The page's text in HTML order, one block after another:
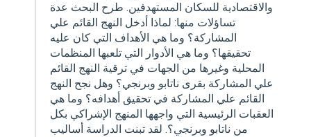
والاقتصادية للسكان المستهدفين. طرح البحث عدة
تساؤلات منها: لماذا أدخل النهج القائم علي
المشاركة؟ وما هي الأهداف التي كان عليه
تحقيقها؟ وما هي الأدوار التي تلعبها المنظمات
المحلية وغيرها من الجهات في ترقية النهج القائم
علي المشاركة بقرى ناتابو وبرنجي؟ وهل نجح النهج
القائم علي المشاركة في تحقيق أهدافه؟ وما هي
العقبات الرئيسية التي واجهها المنهج الإشراكي بكل
من ناتابو وبرنجي؟. لقد تبنت الدراسة أساليب